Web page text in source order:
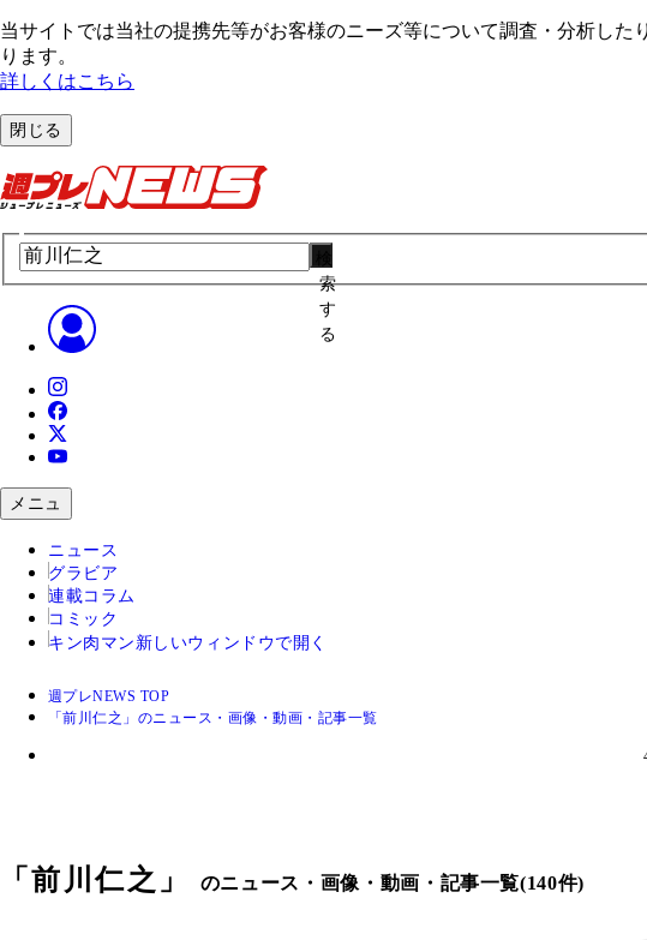
当サイトでは当社の提携先等がお客様のニーズ等について調査・分析し
ります。
詳しくはこちら
閉じる
索
す
る
メニュ
ニュース
グラビア
連載コラム
コミック
キン肉マン 新しいウィンドウで開く
週プレNEWS TOP
「前川仁之」のニュース・画像・動画・記事一覧
「前川仁之 」 のニュース・画像・動画・記事一覧(140件)